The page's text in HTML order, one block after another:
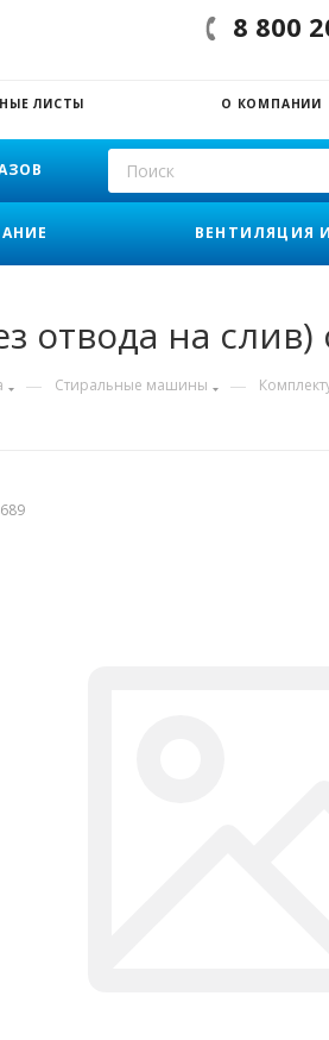
8 800
ЛИСТЫ О КОМПАНИИ
ВЕНТИЛЯЦИЯ
отвода на слив)
— Стиральные машины —